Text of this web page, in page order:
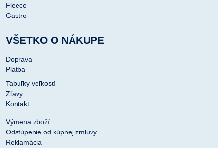
Fleece
Gastro
VŠETKO O NÁKUPE
Doprava
Platba
Tabuľky veľkostí
Zľavy
Kontakt
Výmena zboží
Odstúpenie od kúpnej zmluvy
Reklamácia